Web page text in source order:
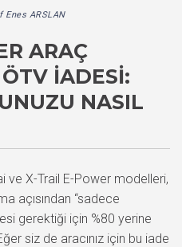
Enes ARSLAN
ARAÇ
İADESI:
NASIL
ve X-Trail E-Power modelleri,
açısından “sadece
gerektiği için %80 yerine
siz de aracınız için bu iade